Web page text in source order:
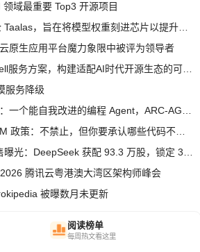
域最重要 Top3 开源项目
原生应用平台魔力象限中被评为领导者
服务降级
腾讯云粤港澳大湾区架构师峰会
被曝数月未更新
阅读榜单
每周热文看这里